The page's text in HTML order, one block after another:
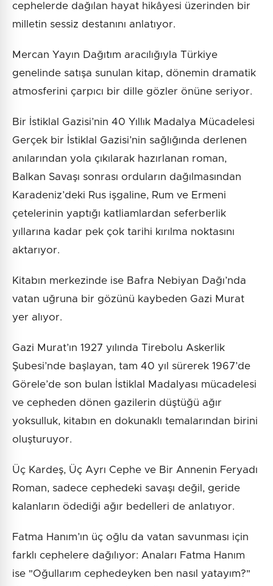
cephelerde dağılan hayat hikâyesi üzerinden bir
milletin sessiz destanını anlatıyor.
Mercan Yayın Dağıtım aracılığıyla Türkiye
genelinde satışa sunulan kitap, dönemin dramatik
atmosferini çarpıcı bir dille gözler önüne seriyor.
Bir İstiklal Gazisi’nin 40 Yıllık Madalya Mücadelesi
Gerçek bir İstiklal Gazisi’nin sağlığında derlenen
anılarından yola çıkılarak hazırlanan roman,
Balkan Savaşı sonrası orduların dağılmasından
Karadeniz’deki Rus işgaline, Rum ve Ermeni
çetelerinin yaptığı katliamlardan seferberlik
yıllarına kadar pek çok tarihi kırılma noktasını
aktarıyor.
Kitabın merkezinde ise Bafra Nebiyan Dağı’nda
vatan uğruna bir gözünü kaybeden Gazi Murat
yer alıyor.
Gazi Murat’ın 1927 yılında Tirebolu Askerlik
Şubesi’nde başlayan, tam 40 yıl sürerek 1967’de
Görele’de son bulan İstiklal Madalyası mücadelesi
ve cepheden dönen gazilerin düştüğü ağır
yoksulluk, kitabın en dokunaklı temalarından birini
oluşturuyor.
Üç Kardeş, Üç Ayrı Cephe ve Bir Annenin Feryadı
Roman, sadece cephedeki savaşı değil, geride
kalanların ödediği ağır bedelleri de anlatıyor.
Fatma Hanım’ın üç oğlu da vatan savunması için
farklı cephelere dağılıyor: Anaları Fatma Hanım
ise "Oğullarım cephedeyken ben nasıl yatayım?"